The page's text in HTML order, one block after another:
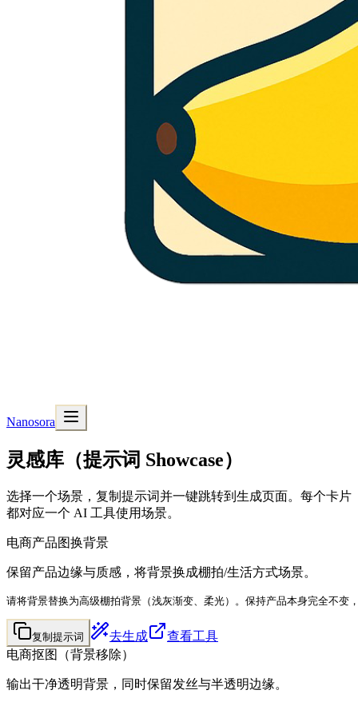
Nanosora
灵感库（提示词 Showcase）
选择一个场景，复制提示词并一键跳转到生成页面。每个卡片
都对应一个 AI 工具使用场景。
电商产品图换背景
保留产品边缘与质感，将背景换成棚拍/生活方式场景。
请将背景替换为高级棚拍背景（浅灰渐变、柔光）。保持产品本身完全不变
复制提示词 去生成
查看工具
电商抠图（背景移除）
输出干净透明背景，同时保留发丝与半透明边缘。